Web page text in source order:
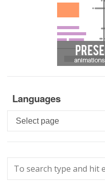
Languages
Languages